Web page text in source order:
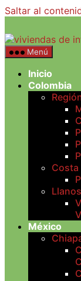
Saltar al
Menú
Inicio
Colombia
Costa
México